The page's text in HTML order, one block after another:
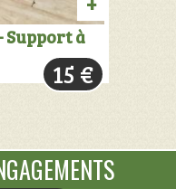
PANIER
Support à
15 €